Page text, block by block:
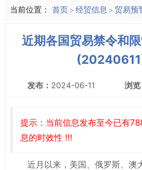
当前位置： 首页 > 经贸信息 > 贸易预
近期各国贸易禁令和
发布： 2024-06-11 浏览
提示：当前信息发布至今已有
息的时效性 !!!
近月以来，美国、俄罗斯、澳